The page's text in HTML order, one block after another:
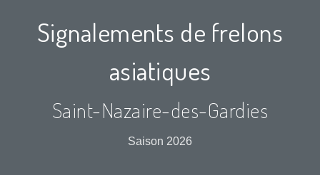
Signalements de frelons
asiatiques
Saint-Nazaire-des-Gardies
Saison 2026